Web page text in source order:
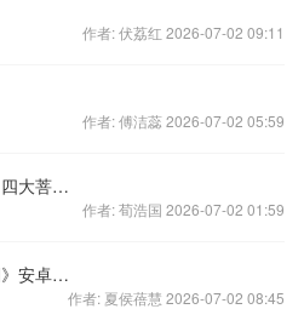
作者: 伏荔红 2026-07-02 09:11
作者: 傅洁蕊 2026-07-02 05:59
带你刷文殊金卡《迷你西游》四大菩萨集结完毕
作者: 荀浩国 2026-07-02 01:59
如何用十五字庆祝《暗黑黎明》安卓首测？
作者: 夏侯蓓慧 2026-07-02 08:45